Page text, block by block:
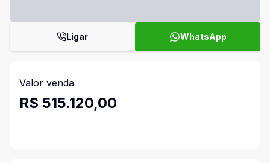
Ligar WhatsApp
Valor venda
R$ 515.120,00